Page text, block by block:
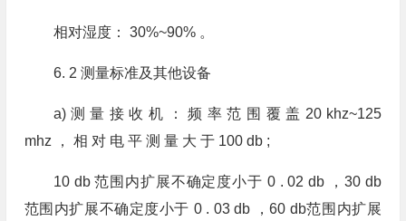
相对湿度： 30%~90% 。
6. 2 测量标准及其他设备
a) 测 量 接 收 机 ： 频 率 范 围 覆 盖 20 khz~125
mhz ， 相 对 电 平 测 量 大 于 100 db ;
10 db 范围内扩展不确定度小于 0 . 02 db ，30 db
范围内扩展不确定度小于 0 . 03 db ，60 db范围内扩展